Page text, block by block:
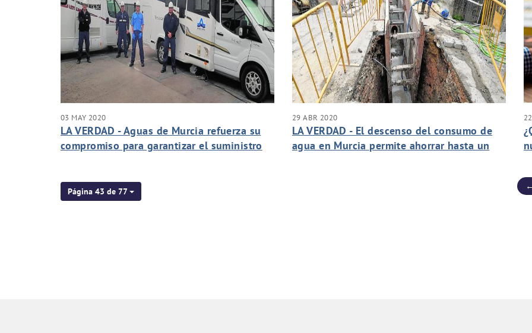
03 MAY 2020
LA VERDAD - Aguas de Murcia refuerza su
compromiso para garantizar el suministro
29 ABR 2020
LA VERDAD - El descenso del consumo de
agua en Murcia permite ahorrar hasta un
Página 43 de 77